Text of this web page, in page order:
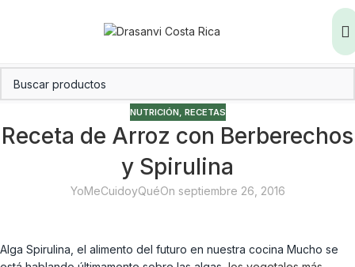
NUTRICIÓN, RECETAS
Receta de Arroz con Berberechos
y Spirulina
YoMeCuidoyQuéOn septiembre 26, 2016
Alga Spirulina, el alimento del futuro en nuestra cocina Mucho se